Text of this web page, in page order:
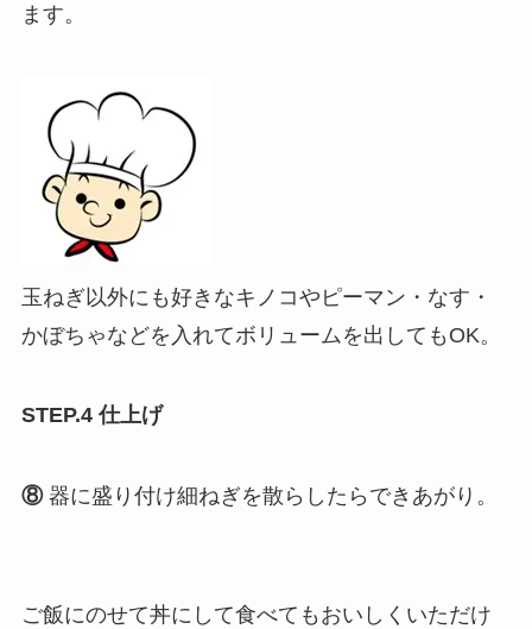
ます。
玉ねぎ以外にも好きなキノコやピーマン・なす・
かぼちゃなどを入れてボリュームを出してもOK。
STEP.4 仕上げ
⑧器に盛り付け細ねぎを散らしたらできあがり。
ご飯にのせて丼にして食べてもおいしくいただけ